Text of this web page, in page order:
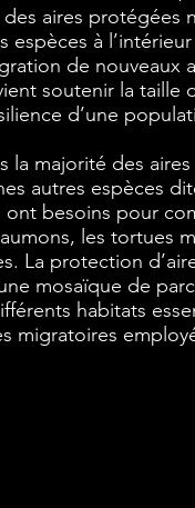
aires
à
de
soutenir la taille
d’une
la majorité des
autres espèces
besoins pour
les tortues
La protection
mosaïque de
habitats
migratoires